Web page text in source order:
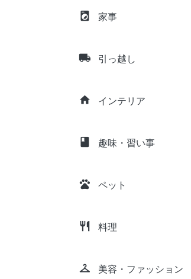
local_laundry_service 家事
local_shipping 引っ越し
home インテリア
class 趣味・習い事
pets ペット
restaurant 料理
checkroom 美容・ファッション